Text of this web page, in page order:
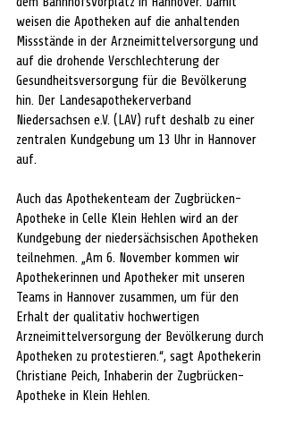
weisen die Apotheken auf die anhaltenden
Missstände in der Arzneimittelversorgung und
auf die drohende Verschlechterung der
Gesundheitsversorgung für die Bevölkerung
hin. Der Landesapothekerverband
Niedersachsen e.V. (LAV) ruft deshalb zu einer
zentralen Kundgebung um 13 Uhr in Hannover
auf.
Auch das Apothekenteam der Zugbrücken-
Apotheke in Celle Klein Hehlen wird an der
Kundgebung der niedersächsischen Apotheken
teilnehmen. „Am 6. November kommen wir
Apothekerinnen und Apotheker mit unseren
Teams in Hannover zusammen, um für den
Erhalt der qualitativ hochwertigen
Arzneimittelversorgung der Bevölkerung durch
Apotheken zu protestieren.“, sagt Apothekerin
Christiane Peich, Inhaberin der Zugbrücken-
Apotheke in Klein Hehlen.